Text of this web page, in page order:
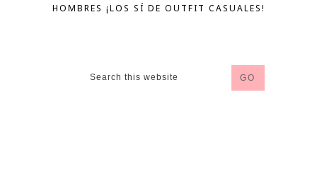
HOMBRES ¡LOS SÍ DE OUTFIT CASUALES!